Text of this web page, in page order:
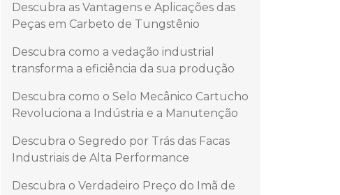
Descubra as Vantagens e Aplicações das
Peças em Carbeto de Tungstênio
Descubra como a vedação industrial
transforma a eficiência da sua produção
Descubra como o Selo Mecânico Cartucho
Revoluciona a Indústria e a Manutenção
Descubra o Segredo por Trás das Facas
Industriais de Alta Performance
Descubra o Verdadeiro Preço do Imã de